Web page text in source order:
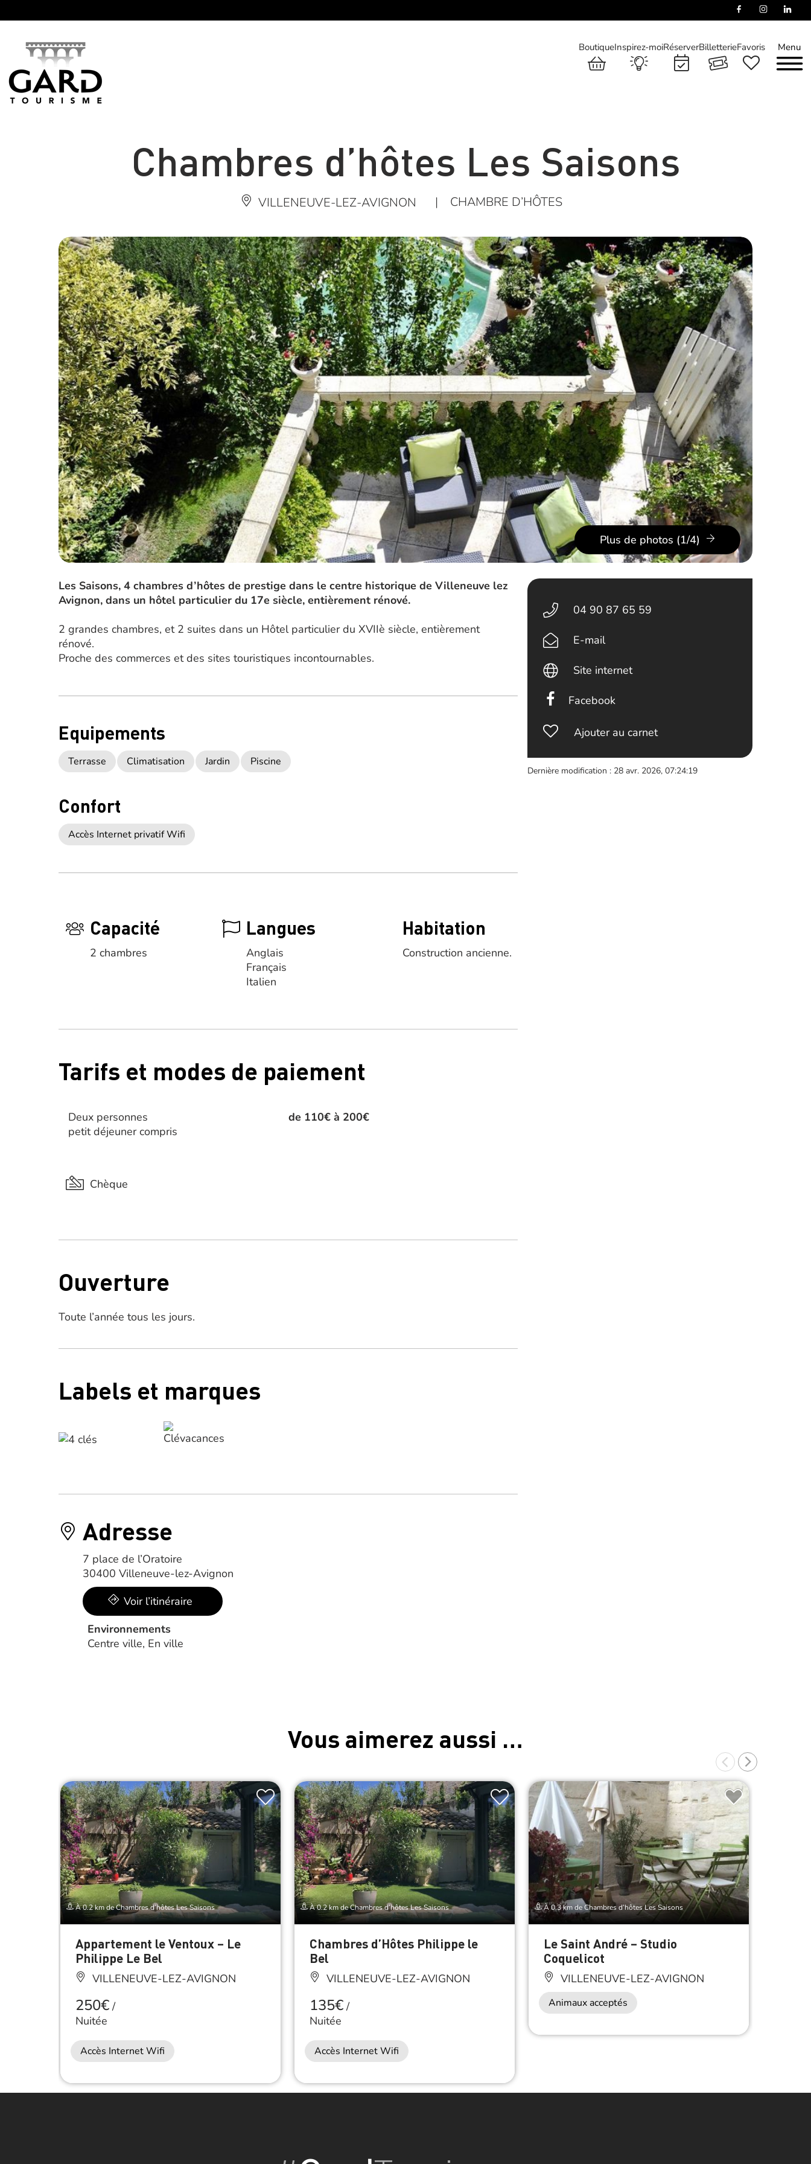
Menu
BoutiqueInspirez-moiRéserverBilletterieFavoris
Chambres d’hôtes Les Saisons
VILLENEUVE-LEZ-AVIGNON | CHAMBRE D’HÔTES
Plus de photos (1/4)
Les Saisons, 4 chambres d’hôtes de prestige dans le centre historique de Villeneuve lez
Avignon, dans un hôtel particulier du 17e siècle, entièrement rénové.
2 grandes chambres, et 2 suites dans un Hôtel particulier du XVIIè siècle, entièrement
rénové.
Proche des commerces et des sites touristiques incontournables.
Equipements
Terrasse Climatisation Jardin Piscine
Confort
Accès Internet privatif Wifi
Capacité
2 chambres
Langues
Anglais
Français
Italien
Habitation
Construction ancienne.
Tarifs et modes de paiement
Deux personnes
de 110€ à 200€
petit déjeuner compris
Chèque
Ouverture
Toute l’année tous les jours.
Labels et marques
Adresse
7 place de l’Oratoire
30400 Villeneuve-lez-Avignon
Voir l’itinéraire
Environnements
Centre ville, En ville
04 90 87 65 59
E-mail
Site internet
Facebook
Ajouter au carnet
Dernière modification : 28 avr. 2026, 07:24:19
Vous aimerez aussi …
À 0.2 km de Chambres d’hôtes Les Saisons
Appartement le Ventoux – Le
Philippe Le Bel
VILLENEUVE-LEZ-AVIGNON
250€/
Nuitée
Accès Internet Wifi
À 0.2 km de Chambres d’hôtes Les Saisons
Chambres d’Hôtes Philippe le
Bel
VILLENEUVE-LEZ-AVIGNON
135€/
Nuitée
Accès Internet Wifi
À 0.3 km de Chambres d’hôtes Les Saisons
Le Saint André – Studio
Coquelicot
VILLENEUVE-LEZ-AVIGNON
Animaux acceptés